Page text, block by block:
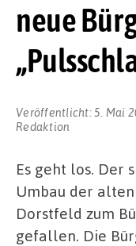
neue
Veröffentlicht:5. Mai
Redaktion
Es geht los. Der
Umbau der
Dorstfeld zum
gefallen. Die